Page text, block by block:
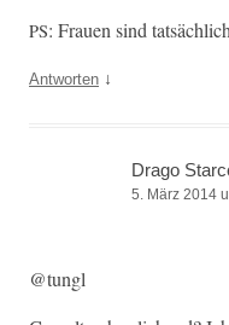
PS: Frauen sind
Antworten ↓
Drago
5. März 2014
@tungl